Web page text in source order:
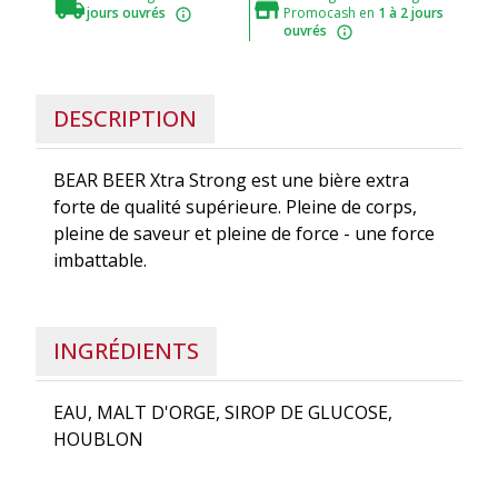
jours ouvrés
Promocash en 1 à 2 jours
ouvrés
DESCRIPTION
BEAR BEER Xtra Strong est une bière extra
forte de qualité supérieure. Pleine de corps,
pleine de saveur et pleine de force - une force
imbattable.
INGRÉDIENTS
EAU, MALT D'ORGE, SIROP DE GLUCOSE,
HOUBLON